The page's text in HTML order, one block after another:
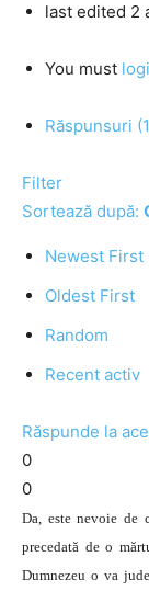
last edited 2
You must
Răspunsuri
Filter
Sortează după:
Newest First
Oldest First
Random
Recent activ
Răspunde la
0
0
Da, este nevoie de
precedată de o
Dumnezeu o va